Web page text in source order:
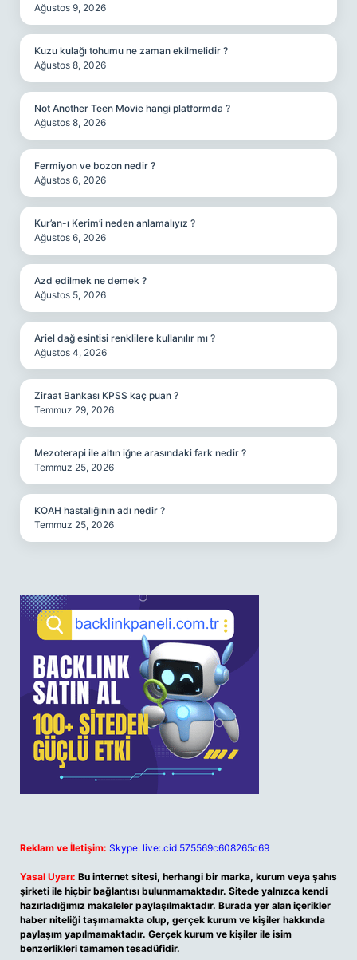
Ağustos 9, 2026
Kuzu kulağı tohumu ne zaman ekilmelidir ?
Ağustos 8, 2026
Not Another Teen Movie hangi platformda ?
Ağustos 8, 2026
Fermiyon ve bozon nedir ?
Ağustos 6, 2026
Kur’an-ı Kerim’i neden anlamalıyız ?
Ağustos 6, 2026
Azd edilmek ne demek ?
Ağustos 5, 2026
Ariel dağ esintisi renklilere kullanılır mı ?
Ağustos 4, 2026
Ziraat Bankası KPSS kaç puan ?
Temmuz 29, 2026
Mezoterapi ile altın iğne arasındaki fark nedir ?
Temmuz 25, 2026
KOAH hastalığının adı nedir ?
Temmuz 25, 2026
Reklam ve İletişim: Skype: live:.cid.575569c608265c69
Yasal Uyarı: Bu internet sitesi, herhangi bir marka, kurum veya şahıs
şirketi ile hiçbir bağlantısı bulunmamaktadır. Sitede yalnızca kendi
hazırladığımız makaleler paylaşılmaktadır. Burada yer alan içerikler
haber niteliği taşımamakta olup, gerçek kurum ve kişiler hakkında
paylaşım yapılmamaktadır. Gerçek kurum ve kişiler ile isim
benzerlikleri tamamen tesadüfidir.